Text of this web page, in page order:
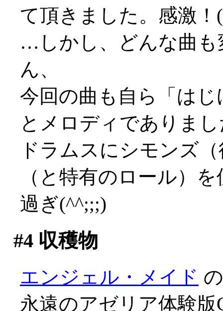
て頂きました。感激
…しかし、どんな曲も
ん、
今回の曲も自ら「は
とメロディでありま
ドラムスにシモンズ
（と特有のロール）
過ぎ(^^;;;)
#4収穫物
エンジェル・メイド
永遠のアゼリア体験版